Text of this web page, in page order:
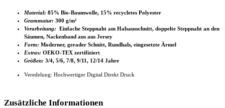
Material: 85% Bio-Baumwolle, 15% recycletes Polyester
Grammatur: 300 g/m²
Verarbeitung: Einfache Steppnaht am Halsausschnitt, doppelte Steppnaht an den
Säumen, Nackenband aus aus Jersey
Form: Moderner, gerader Schnitt, Rundhals, eingesetzte Ärmel
Extras: OEKO-TEX zertifiziert
Größen: 3/4, 5/6, 7/8, 9/11, 12/14 Jahre
Veredelung: Hochwertiger Digital Direkt Druck
Zusätzliche Informationen